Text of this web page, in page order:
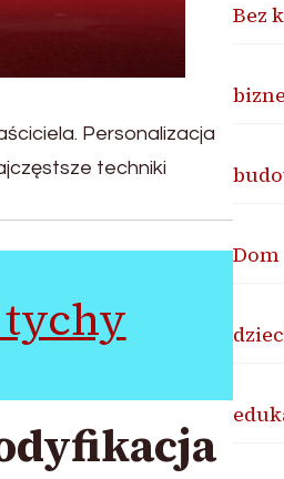
Personalizacja
techniki
Bez
Dom